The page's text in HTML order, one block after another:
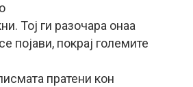
Тој ги разочара онаа
појави, покрај големите
пратени кон